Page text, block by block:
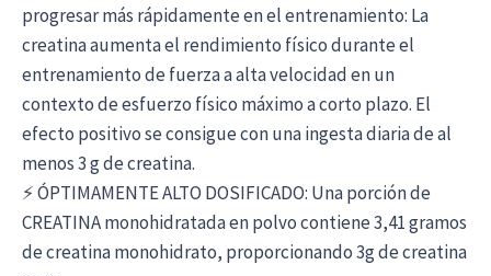
progresar más rápidamente en el entrenamiento: La
creatina aumenta el rendimiento físico durante el
entrenamiento de fuerza a alta velocidad en un
contexto de esfuerzo físico máximo a corto plazo. El
efecto positivo se consigue con una ingesta diaria de al
menos 3 g de creatina.
⚡ ÓPTIMAMENTE ALTO DOSIFICADO: Una porción de
CREATINA monohidratada en polvo contiene 3,41 gramos
de creatina monohidrato, proporcionando 3g de creatina